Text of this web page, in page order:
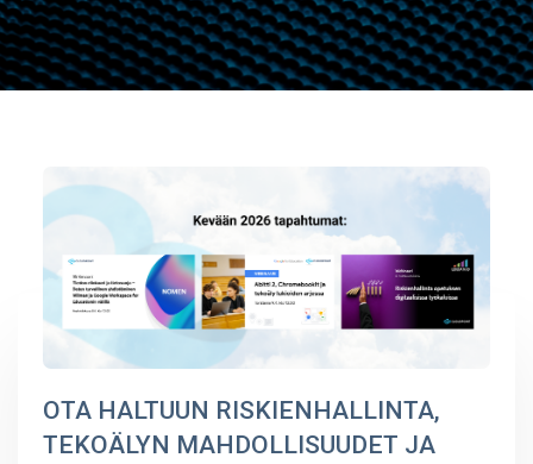
OTA HALTUUN RISKIENHALLINTA,
TEKOÄLYN MAHDOLLISUUDET JA